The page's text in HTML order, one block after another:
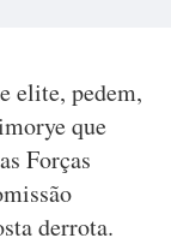
elite, pedem,
que
Forças
derrota.